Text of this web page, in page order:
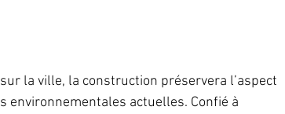
la ville, la construction préservera l’aspect
actuelles. Confié à